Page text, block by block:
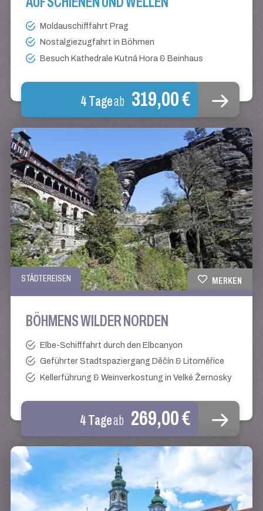
Moldauschifffahrt Prag
Nostalgiezugfahrt in Böhmen
Besuch Kathedrale Kutná Hora & Beinhaus
4 Tageab 319,00 €
STÄDTEREISEN MERKEN
BÖHMENS WILDER NORDEN
Elbe-Schifffahrt durch den Elbcanyon
Geführter Stadtspaziergang Děčín & Litoměřice
Kellerführung & Weinverkostung in Velké Žernosky
4 Tageab 269,00 €